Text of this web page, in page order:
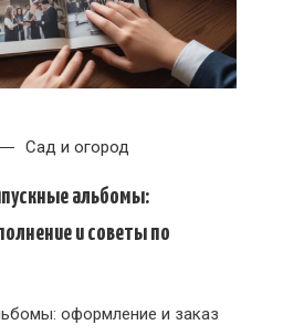
Сад и огород
альбомы:
и советы по
оформление и заказ